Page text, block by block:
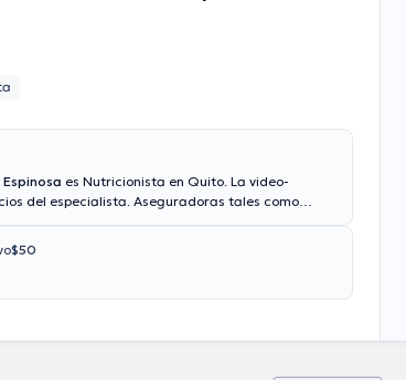
es Nutricionista en Quito. La video-
del especialista. Aseguradoras tales como
De La Torre Espinosa es de $50. Algunos de
son: Nutrición clínica, Colesterol, Desórdenes
$50